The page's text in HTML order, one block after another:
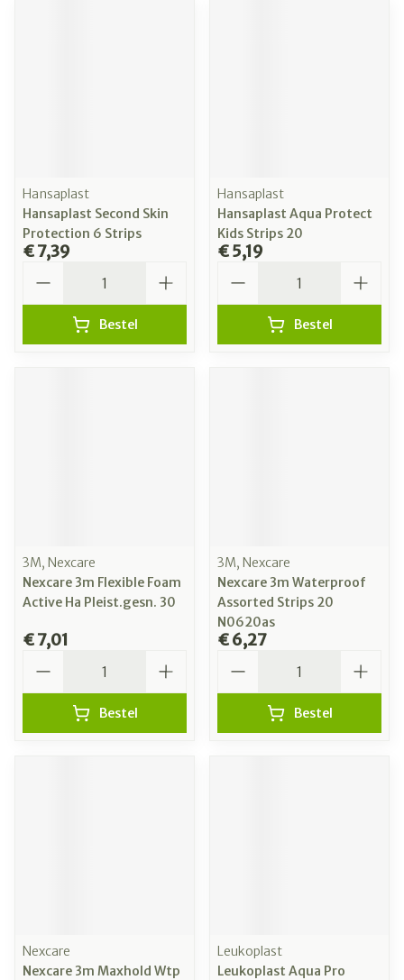
Hansaplast
Hansaplast Second Skin
Protection 6 Strips
€ 7,39
Bestel
Hansaplast
Hansaplast Aqua Protect
Kids Strips 20
€ 5,19
Bestel
3M, Nexcare
Nexcare 3m Flexible Foam
Active Ha Pleist.gesn. 30
€ 7,01
Bestel
3M, Nexcare
Nexcare 3m Waterproof
Assorted Strips 20
N0620as
€ 6,27
Bestel
Nexcare
Nexcare 3m Maxhold Wtp
Leukoplast
Leukoplast Aqua Pro